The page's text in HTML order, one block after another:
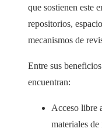
que sostienen este
repositorios,
mecanismos de
Entre sus
encuentran:
Acceso libre
materiales